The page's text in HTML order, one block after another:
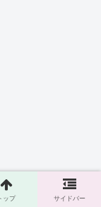
ップ サイドバー